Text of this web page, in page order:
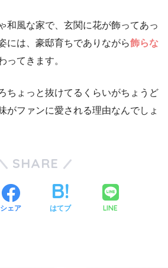
和風な家で、玄関に花が飾ってあっ
には、豪邸育ちでありながら飾らな
ってきます。
ちょっと抜けてるくらいがちょうど
がファンに愛される理由なんでしょ
SHARE
シェア はてブ LINE